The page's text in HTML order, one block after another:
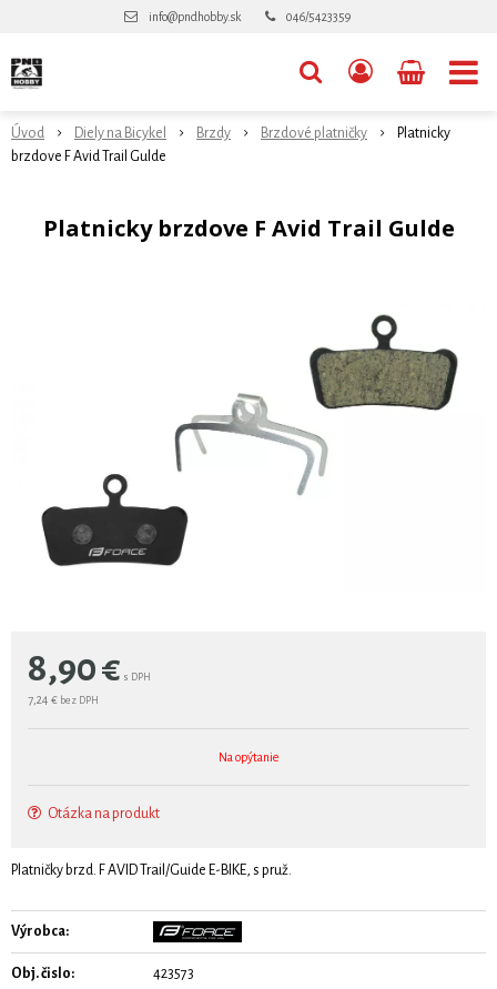
info@pndhobby.sk 046/5423359
Úvod Diely na Bicykel Brzdy Brzdové platničky
Platnicky
brzdove F Avid Trail Gulde
Platnicky brzdove F Avid Trail Gulde
8,90€ s DPH
7,24 € bez DPH
Na opýtanie
Otázka na produkt
Platničky brzd. F AVID Trail/Guide E-BIKE, s pruž.
Výrobca:
Obj. čislo: 423573